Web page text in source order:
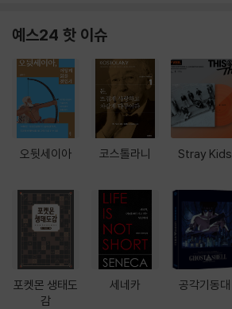
예스24 핫 이슈
오뒷세이아
포켓몬 생태도
감
코스톨라니
세네카
Stray Kids
공각기동대